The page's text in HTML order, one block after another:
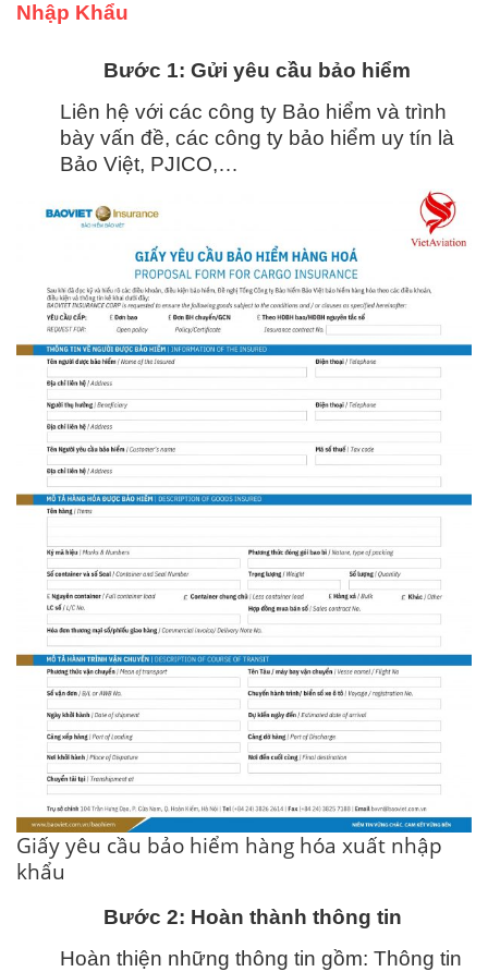
Nhập Khẩu
Bước 1: Gửi yêu cầu bảo hiểm
Liên hệ với các công ty Bảo hiểm và trình
bày vấn đề, các công ty bảo hiểm uy tín là
Bảo Việt, PJICO,…
Giấy yêu cầu bảo hiểm hàng hóa xuất nhập
khẩu
Bước 2: Hoàn thành thông tin
Hoàn thiện những thông tin gồm: Thông tin